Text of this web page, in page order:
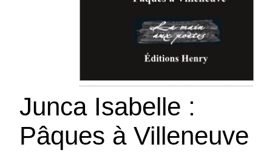
anthologie franco-iranienne bilingue traduction
Junca Isabelle :
Pâques à Villeneuve